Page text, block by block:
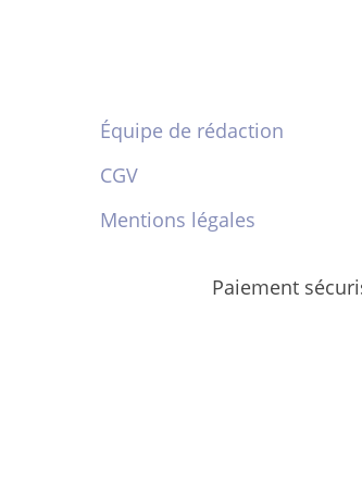
Équipe de rédaction
CGV
Mentions légales
Paiement